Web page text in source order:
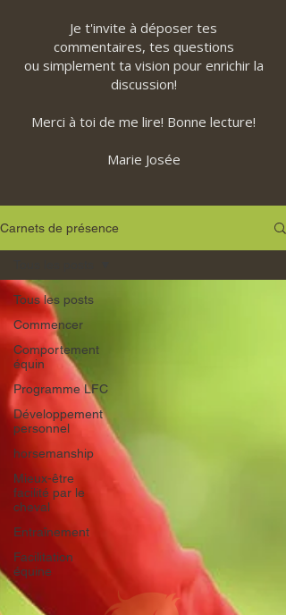
Je t'invite à déposer tes
commentaires, tes questions
ou simplement ta vision pour enrichir la
discussion!
Merci à toi de me lire! Bonne lecture!
Marie Josée
Carnets de présence
Tous les posts
Commencer
Comportement
équin
Programme LFC
Développement
personnel
horsemanship
Mieux-être
facilité par le
cheval
Entraînement
Facilitation
équine